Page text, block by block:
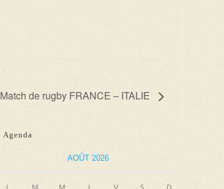
Match de rugby FRANCE – ITALIE
Agenda
AOÛT 2026